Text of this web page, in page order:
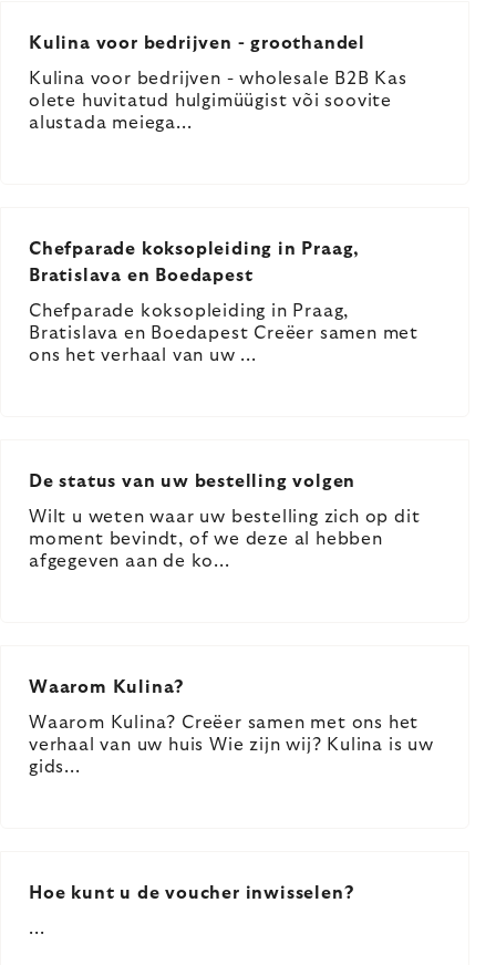
Kulina voor bedrijven - groothandel
Kulina voor bedrijven - wholesale B2B Kas
olete huvitatud hulgimüügist või soovite
alustada meiega...
Chefparade koksopleiding in Praag,
Bratislava en Boedapest
Chefparade koksopleiding in Praag,
Bratislava en Boedapest Creëer samen met
ons het verhaal van uw ...
De status van uw bestelling volgen
Wilt u weten waar uw bestelling zich op dit
moment bevindt, of we deze al hebben
afgegeven aan de ko...
Waarom Kulina?
Waarom Kulina? Creëer samen met ons het
verhaal van uw huis Wie zijn wij? Kulina is uw
gids...
Hoe kunt u de voucher inwisselen?
...